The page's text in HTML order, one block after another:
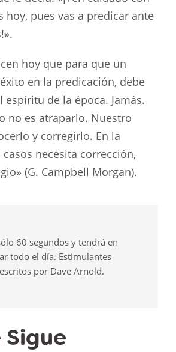
hoy, pues vas a predicar ante
hoy que para que un
en la predicación, debe
espíritu de la época. Jamás.
no es atraparlo. Nuestro
y corregirlo. En la
necesita corrección,
(G. Campbell Morgan).
60 segundos y tendrá en
todo el día. Estimulantes
por Dave Arnold.
Sigue